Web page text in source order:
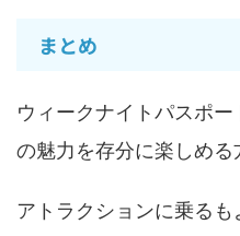
まとめ
ウィークナイトパスポ
の魅力を存分に楽しめる
アトラクションに乗る